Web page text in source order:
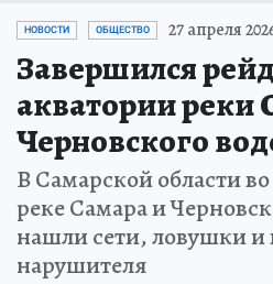
НОВОСТИ ОБЩЕСТВО 27 апреля
Завершился
акватории реки
Черновского
В Самарской области
реке Самара и
нашли сети, ловушки
нарушителя